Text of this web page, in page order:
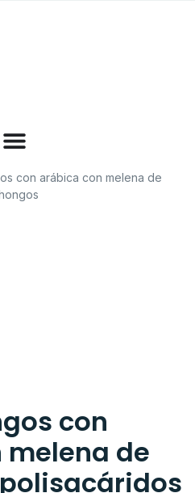
con arábica con melena de
con
de